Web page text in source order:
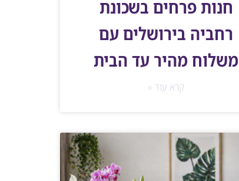
חנות פרחים בשכונת
רחביה בירושלים עם
משלוח מהיר עד הבית
קרא עוד »